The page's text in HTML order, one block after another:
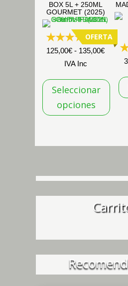
BOX 5L + 250ML
GOURMET (2025)
OFERTA
(38)
125,00€ - 135,00€Rango
desde
hasta
IVA Inc
Seleccionar
opciones
tiene
opciones
elegir
la
página